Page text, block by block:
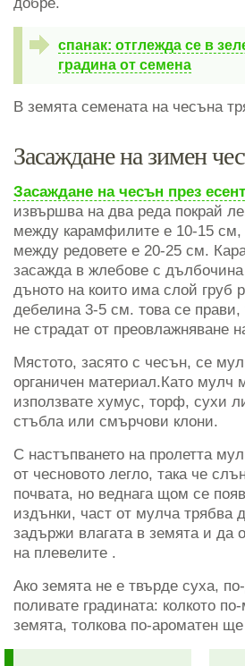
спанак: отглежда се в
градина от семена
В земята семената на чесъна
Засаждане на зимен
Засаждане на чесън през
извършва на два реда покрай
между карамфилите е 10-15 см,
между редовете е 20-25 см.
засажда в жлебове с
дъното на които има слой груб
дебелина 3-5 см. това се прави,
не страдат от преовлажняване
Мястото, засято с чесън, се
органичен материал.Като мулч
използвате хумус, торф, сухи
стъбла или смърчови клони.
С настъпването на пролетта
от чесновото легло, така че
почвата, но веднага щом се
издънки, част от мулча трябва
задържи влагата в земята и да
на плевелите .
Ако земята не е твърде суха,
поливате градината: колкото
земята, толкова по-ароматен